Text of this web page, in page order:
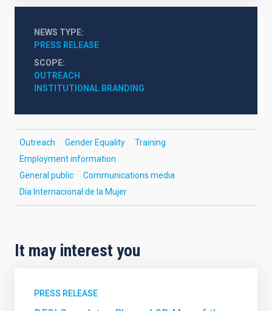
NEWS TYPE
PRESS RELEASE
SCOPE
OUTREACH
INSTITUTIONAL BRANDING
Outreach Gender Equality
Training
Employment information
General public
Communications media
Día Internacional de la Mujer
It may interest you
PRESS RELEASE